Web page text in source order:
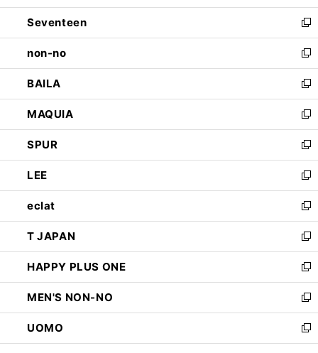
開
く
ウ
で
開
く
ン
ド
ウ
で
開
く
Seventeen
新
し
い
ウ
ィ
ン
ド
ウ
で
開
く
non-no
新
し
い
ウ
ィ
ン
ド
ウ
で
開
く
BAILA
新
し
い
ウ
ィ
ン
ド
ウ
で
開
く
MAQUIA
新
し
い
ウ
ィ
ン
ド
ウ
で
開
く
SPUR
新
し
い
ウ
ィ
ン
ド
ウ
で
開
く
LEE
新
し
い
ウ
ィ
ン
ド
ウ
で
開
く
eclat
新
し
い
ウ
ィ
ン
ド
ウ
で
開
T JAPAN
新
し
い
ウ
ィ
ン
ド
ウ
HAPPY PLUS ONE
新
し
い
ウ
ィ
ン
MEN'S NON-NO
新
し
い
ウ
UOMO
新
し